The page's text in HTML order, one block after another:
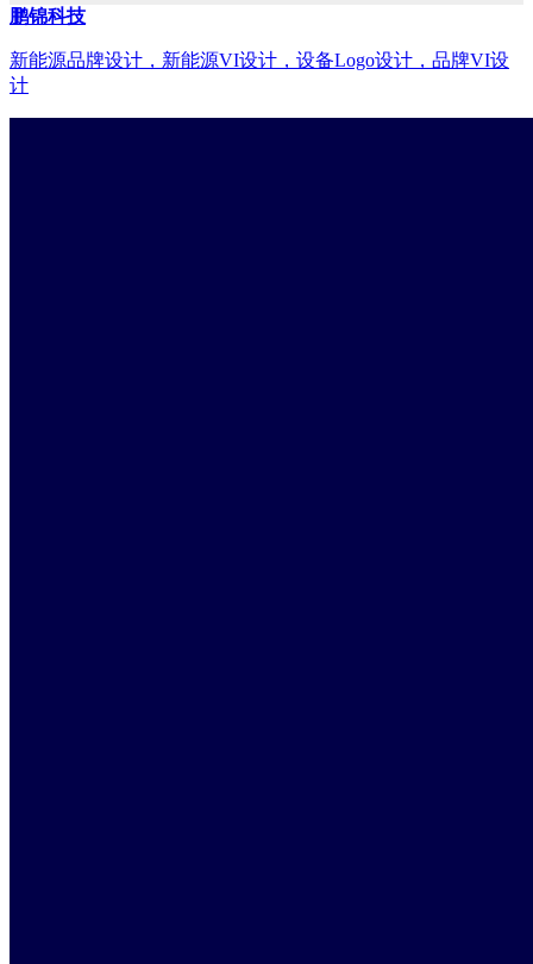
鹏锦科技
新能源品牌设计，新能源VI设计，设备Logo设计，品牌VI设
计